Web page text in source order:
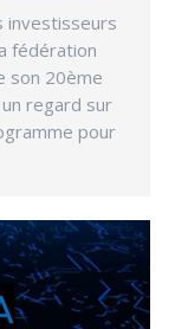
investisseurs
fédération
son 20ème
regard sur
pour